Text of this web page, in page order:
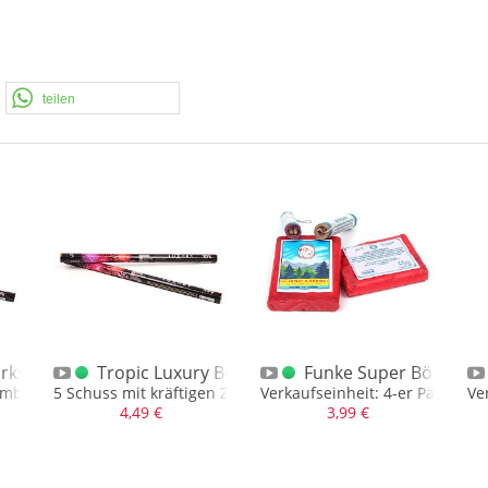
teilen
Exellence Bombenrohr
Tropic Luxury Bombenrohr
5 Schuss mit kräftigen Zerlegern
4,49 €
Funke Super Böller 1
Verkaufseinheit: 4-er Päckchen
3,99 €